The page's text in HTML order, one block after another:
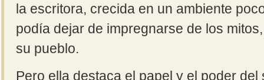
la escritora, crecida en un ambiente
podía dejar de impregnarse de los
su pueblo.
Pero ella destaca el papel y el poder del